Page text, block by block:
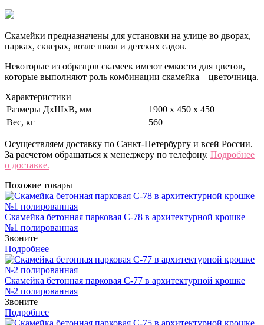
Скамейки предназначены для установки на улице во дворах,
парках, скверах, возле школ и детских садов.
Некоторые из образцов скамеек имеют емкости для цветов,
которые выполняют роль комбинации скамейка – цветочница.
Характеристики
Размеры ДхШхВ, мм
1900 х 450 х 450
Вес, кг
560
Осуществляем доставку по Санкт-Петербургу и всей России.
За расчетом обращаться к менеджеру по телефону. Подробнее
о доставке.
Похожие товары
Скамейка бетонная парковая С-78 в архитектурной крошке
№1 полированная
Звоните
Подробнее
Скамейка бетонная парковая С-77 в архитектурной крошке
№2 полированная
Звоните
Подробнее